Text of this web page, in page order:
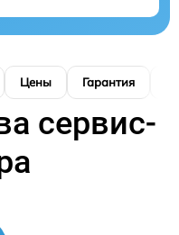
Цены Гарантия
сервис-